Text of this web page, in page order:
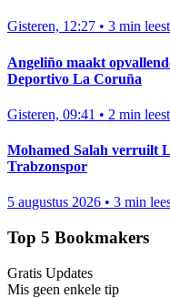
Gisteren, 12:27 • 3 min
Angeliño maakt
Deportivo La Coruña
Gisteren, 09:41 • 2 min
Mohamed Salah verruilt
Trabzonspor
5 augustus 2026 • 3 min
Top 5 Bookmakers
Gratis Updates
Mis geen enkele tip